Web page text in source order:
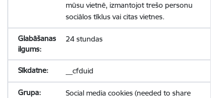
mūsu vietnē, izmantojot trešo personu
sociālos tīklus vai citas vietnes.
24 stundas
__cfduid
Social media cookies (needed to share